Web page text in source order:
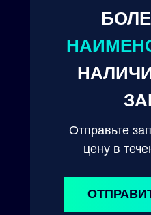
Отправьте
цену в
© 2024. ООО "Технокам